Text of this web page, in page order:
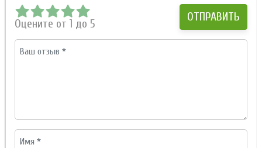
Оцените от 1 до 5